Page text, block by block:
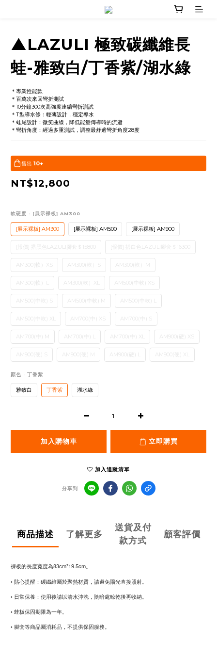
▲LAZULI 極致碳纖維長
蛙-雅致白/丁香紫/湖水綠
＊專業性能款
＊百萬次來回彎折測試
＊10分鐘300次高強度連續彎折測試
＊T型導水條：輕薄設計，穩定導水
＊蛙尾設計：微笑曲線，降低能量傳導時的流逝
＊彎折角度：經過多重測試，調整最舒適彎折角度28度
售出 10+
NT$12,800
軟硬度 : [展示裸板] AM300
[展示裸板] AM300 [展示裸板] AM500 [展示裸板] AM900
[報價] 搭黑色LAZULI腳套＄15800 [報價] 搭白色LAZULI腳套＄16300
AM300(軟）XS AM300(軟）S AM300(軟）M
AM300(軟）L AM300(軟）XL AM500(中軟) XS
AM500(中軟) S AM500(中軟) M AM500(中軟) L
AM500(中軟) XL AM700(中) XS AM700(中) S
AM700(中) M AM700(中) L AM700(中) XL AM900(硬) XS
AM900(硬) S AM900(硬) M AM900(硬) L AM900(硬) XL
顏色 : 丁香紫
雅致白 丁香紫 湖水綠
加入購物車 立即購買
加入追蹤清單
分享到
商品描述 了解更多
送貨及付
款方式
顧客評價
裸板的長度寬度為83cm*19.5cm。
• 貼心提醒：碳纖維屬於聚熱材質，請避免陽光直接照射。
• 日常保養：使用後請以清水沖洗，陰暗處晾乾後再收納。
• 蛙板保固期限為一年。
• 腳套等商品屬消耗品，不提供保固服務。